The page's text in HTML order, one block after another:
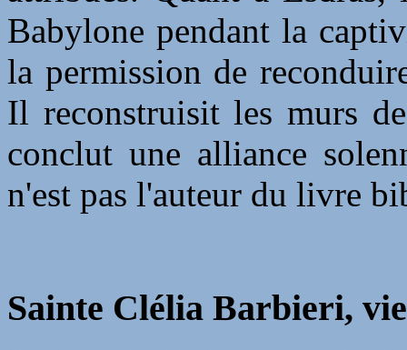
Babylone pendant la
la permission de
Il reconstruisit les murs
conclut une alliance
n'est pas l'auteur du livre
Sainte Clélia Barbieri,